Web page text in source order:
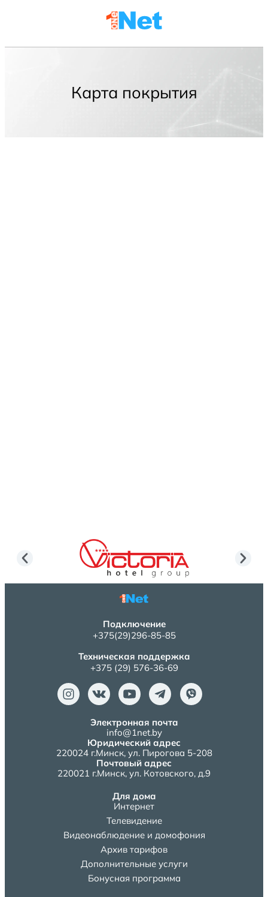
Карта покрытия
Подключение
+375(29)296-85-85
Техническая поддержка
+375 (29) 576-36-69
Электронная почта
info@1net.by
Юридический адрес
220024 г.Минск, ул. Пирогова 5-208
Почтовый адрес
220021 г.Минск, ул. Котовского, д.9
Для дома
Интернет
Телевидение
Видеонаблюдение и домофония
Архив тарифов
Дополнительные услуги
Бонусная программа